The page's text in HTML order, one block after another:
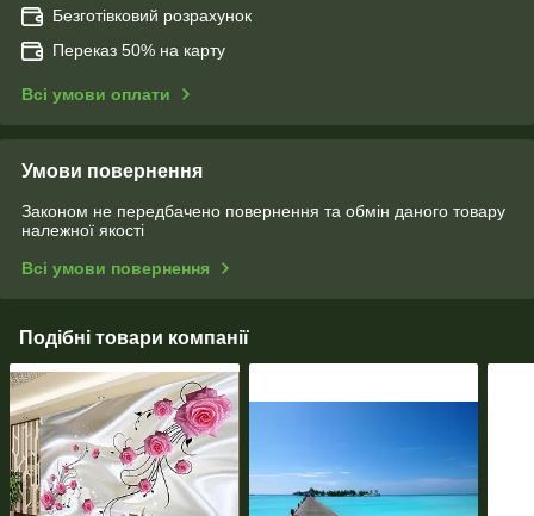
Безготівковий розрахунок
Переказ 50% на карту
Всі умови оплати
Умови повернення
Законом не передбачено повернення та обмін даного товару
належної якості
Всі умови повернення
Подібні товари компанії